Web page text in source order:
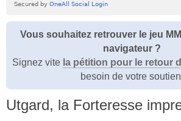
Vous souhaitez retrouver le jeu
navigateur ?
Signez vite la pétition pour le retour
besoin de votre
Utgard, la Forteresse